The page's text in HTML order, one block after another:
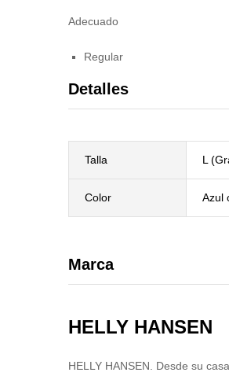
Adecuado
Regular
Detalles
Talla L
Color Azul
Marca
HELLY HANSEN
HELLY HANSEN. Desde su